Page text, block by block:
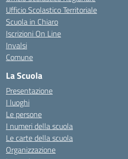
Ufficio Scolastico Territoriale
Scuola in Chiaro
Iscrizioni On Line
Invalsi
Comune
La Scuola
Presentazione
I luoghi
Le persone
I numeri della scuola
Le carte della scuola
Organizzazione